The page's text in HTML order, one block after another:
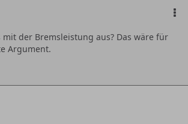
mit der Bremsleistung aus? Das wäre für
Argument.